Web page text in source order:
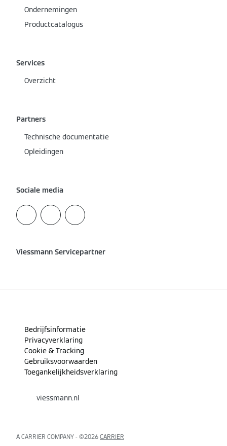
Ondernemingen
Productcatalogus
Services
Overzicht
Partners
Technische documentatie
Opleidingen
Sociale media
Viessmann Servicepartner
Bedrijfsinformatie
Privacyverklaring
Cookie & Tracking
Gebruiksvoorwaarden
Toegankelijkheidsverklaring
viessmann.nl
A CARRIER COMPANY - ©️2026 CARRIER